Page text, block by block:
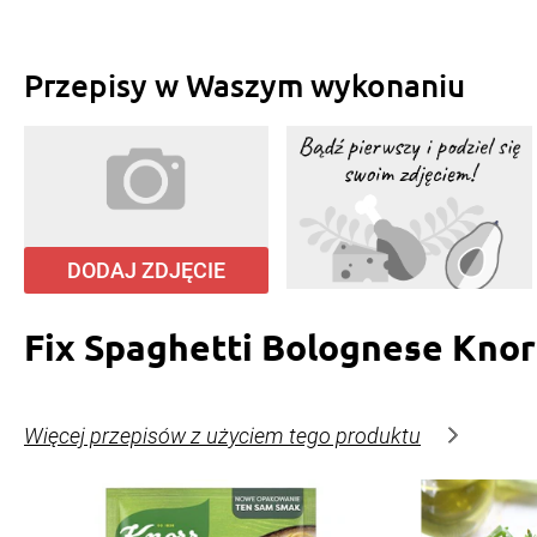
Przepisy w Waszym wykonaniu
DODAJ ZDJĘCIE
Fix Spaghetti Bolognese
Więcej przepisów z użyciem tego produktu